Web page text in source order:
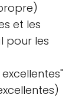
et les
pour les